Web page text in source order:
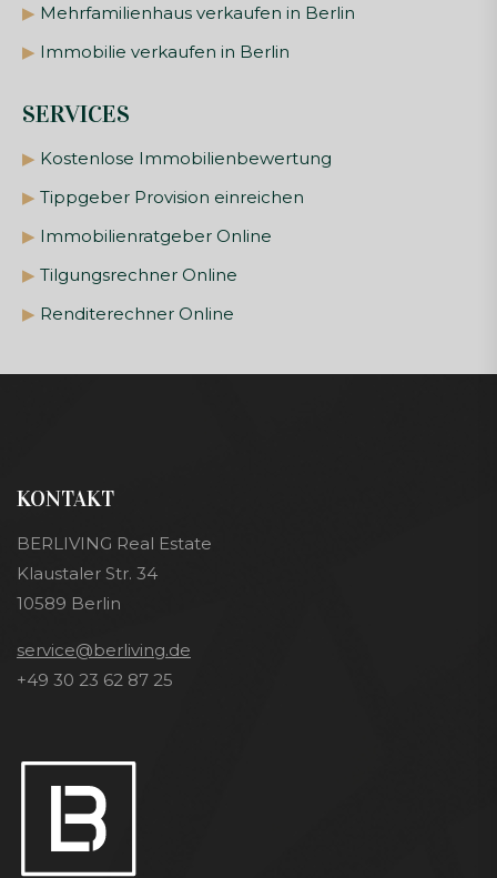
▶ Mehrfamilienhaus verkaufen in Berlin
▶ Immobilie verkaufen in Berlin
SERVICES
▶ Kostenlose Immobilienbewertung
▶ Tippgeber Provision einreichen
▶ Immobilienratgeber Online
▶ Tilgungsrechner Online
▶ Renditerechner Online
KONTAKT
BERLIVING Real Estate
Klaustaler Str. 34
10589 Berlin
service@berliving.de
+49 30 23 62 87 25